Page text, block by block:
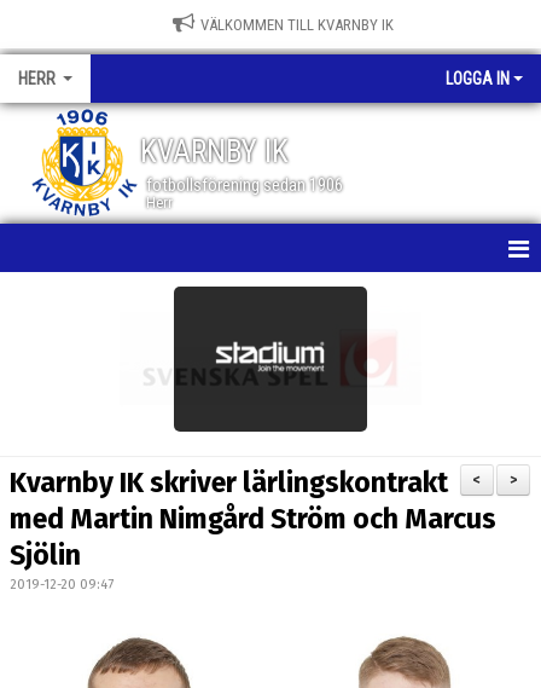
VÄLKOMMEN TILL KVARNBY IK
HERR LOGGA IN
KVARNBY IK
fotbollsförening sedan 1906
Herr
TRUPPEN
OM LAGET
DOKUMENT
>
<
Kvarnby IK skriver lärlingskontrakt
med Martin Nimgård Ström och Marcus
Sjölin
2019-12-20 09:47